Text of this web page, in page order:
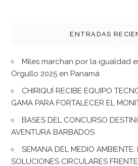
ENTRADAS
Miles marchan por la igualdad
Orgullo 2025 en Panamá
CHIRIQUÍ RECIBE EQUIPO
GAMA PARA FORTALECER EL
BASES DEL CONCURSO
AVENTURA BARBADOS
SEMANA DEL MEDIO
SOLUCIONES CIRCULARES